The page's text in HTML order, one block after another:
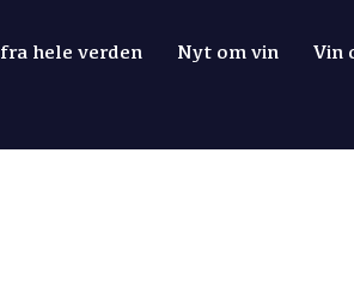
hele verden Nyt om vin Vin